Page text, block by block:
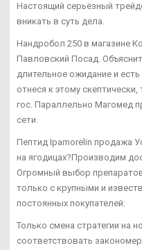
Настоящий серьёзный
вникать в суть дела.
Нандробол 250 в магазине
Павловский Посад.
длительное ожидание и
отнеся к этому
гос. Параллельно Магомед
сети.
Пептид Ipamorelin продажа
на ягодицах?Производим
Огромный выбор
только с крупными и
постоянных покупателей:
Только смена стратегии на
соответствовать